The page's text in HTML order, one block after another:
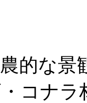
的な景
コナラ